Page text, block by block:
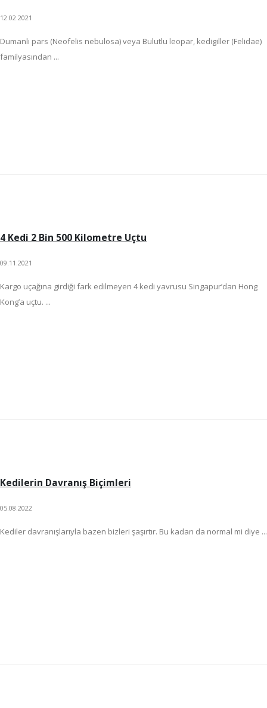
12.02.2021
Dumanlı pars (Neofelis nebulosa) veya Bulutlu leopar, kedigiller (Felidae)
familyasından ...
4 Kedi 2 Bin 500 Kilometre Uçtu
09.11.2021
Kargo uçağına girdiği fark edilmeyen 4 kedi yavrusu Singapur’dan Hong
Kong’a uçtu. ...
Kedilerin Davranış Biçimleri
05.08.2022
Kediler davranışlarıyla bazen bizleri şaşırtır. Bu kadarı da normal mi diye ...